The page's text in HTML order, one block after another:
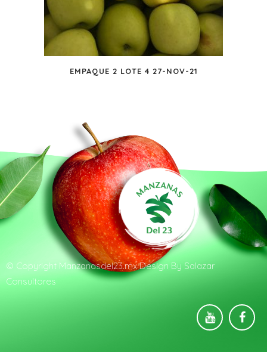
EMPAQUE 2 LOTE 4 27-NOV-21
© Copyright Manzanasdel23.mxDesign By Salazar
Consultores